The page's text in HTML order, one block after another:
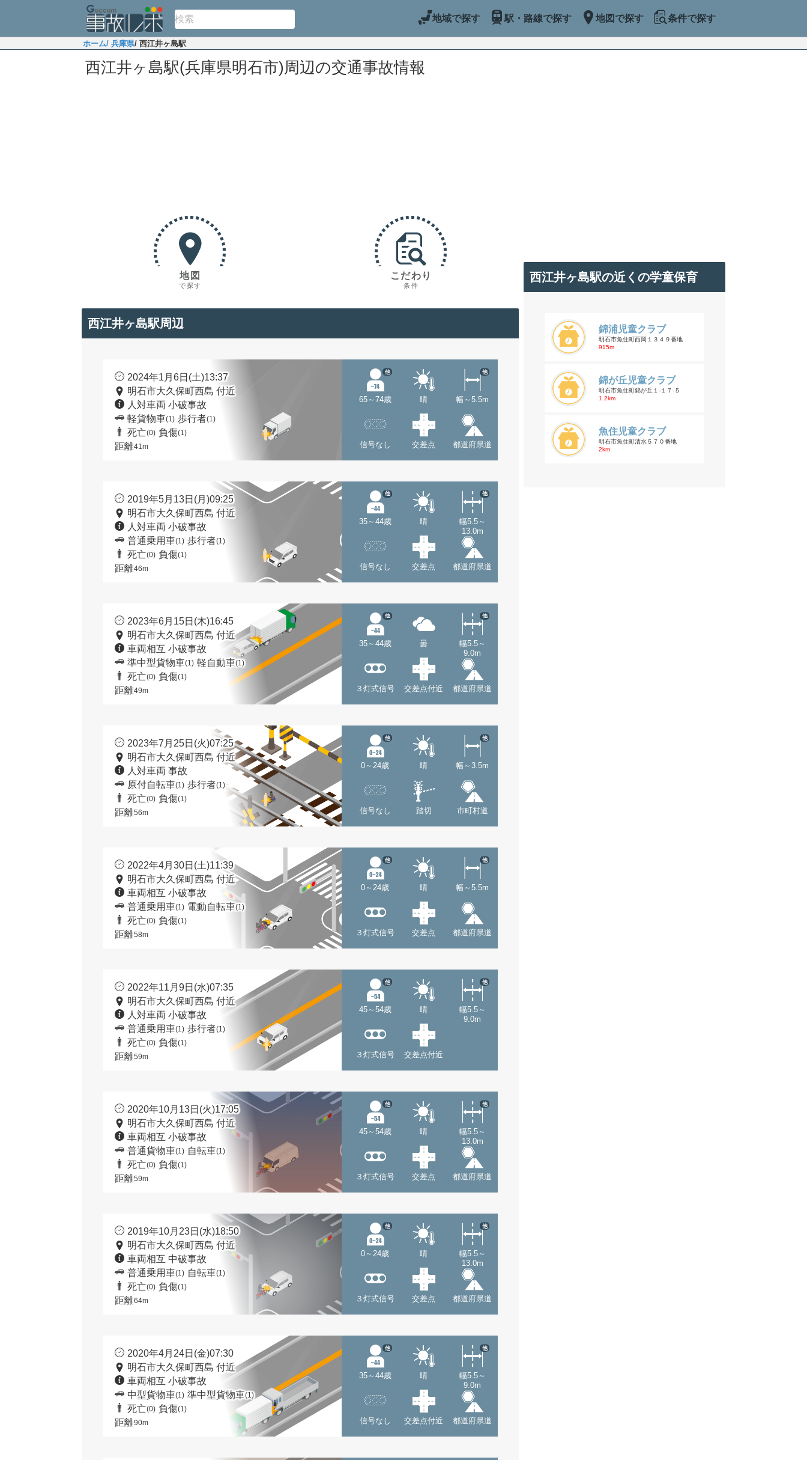
地域で探す 駅・路線で探す 地図で探す 条件で探す
ホーム/ 兵庫県/ 西江井ヶ島駅
西江井ヶ島駅(兵庫県明石市)周辺の交通事故情報
地図
で探す
こだわり
条件
西江井ヶ島駅周辺
2024年1月6日(土)13:37
明石市大久保町西島 付近
人対車両 小破事故
軽貨物車(1) 歩行者(1)
死亡(0) 負傷(1)
距離41m
65～74歳
他
晴 幅～5.5m
他
信号なし 交差点 都道府県道
2019年5月13日(月)09:25
明石市大久保町西島 付近
人対車両 小破事故
普通乗用車(1) 歩行者(1)
死亡(0) 負傷(1)
距離46m
35～44歳
他
晴
幅5.5～
13.0m
他
信号なし 交差点 都道府県道
2023年6月15日(木)16:45
明石市大久保町西島 付近
車両相互 小破事故
準中型貨物車(1) 軽自動車(1)
死亡(0) 負傷(1)
距離49m
35～44歳
他
曇
幅5.5～
9.0m
他
３灯式信号 交差点付近 都道府県道
2023年7月25日(火)07:25
明石市大久保町西島 付近
人対車両 事故
原付自転車(1) 歩行者(1)
死亡(0) 負傷(1)
距離56m
0～24歳
他
晴 幅～3.5m
他
信号なし 踏切 市町村道
2022年4月30日(土)11:39
明石市大久保町西島 付近
車両相互 小破事故
普通乗用車(1) 電動自転車(1)
死亡(0) 負傷(1)
距離58m
0～24歳
他
晴 幅～5.5m
他
３灯式信号 交差点 都道府県道
2022年11月9日(水)07:35
明石市大久保町西島 付近
人対車両 小破事故
普通乗用車(1) 歩行者(1)
死亡(0) 負傷(1)
距離59m
45～54歳
他
晴
幅5.5～
9.0m
他
３灯式信号 交差点付近
2020年10月13日(火)17:05
明石市大久保町西島 付近
車両相互 小破事故
普通貨物車(1) 自転車(1)
死亡(0) 負傷(1)
距離59m
45～54歳
他
晴
幅5.5～
13.0m
他
３灯式信号 交差点 都道府県道
2019年10月23日(水)18:50
明石市大久保町西島 付近
車両相互 中破事故
普通乗用車(1) 自転車(1)
死亡(0) 負傷(1)
距離64m
0～24歳
他
晴
幅5.5～
13.0m
他
３灯式信号 交差点 都道府県道
2020年4月24日(金)07:30
明石市大久保町西島 付近
車両相互 小破事故
中型貨物車(1) 準中型貨物車(1)
死亡(0) 負傷(1)
距離90m
35～44歳
他
晴
幅5.5～
9.0m
他
信号なし 交差点付近 都道府県道
西江井ヶ島駅の近くの学童保育
錦浦児童クラブ
明石市魚住町西岡１３４９番地
915m
錦が丘児童クラブ
明石市魚住町錦が丘１-１７-５
1.2km
魚住児童クラブ
明石市魚住町清水５７０番地
2km